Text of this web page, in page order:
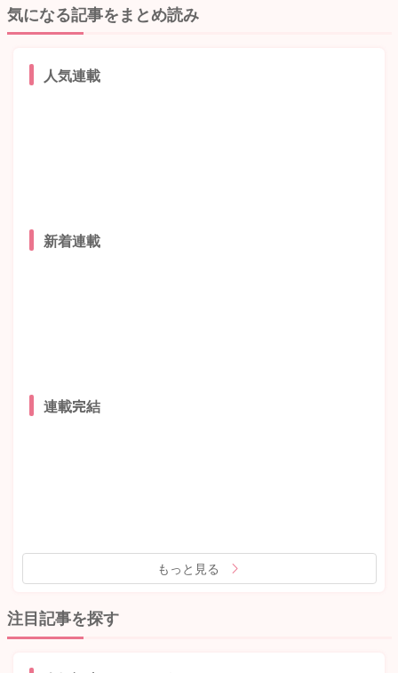
気になる記事をまとめ読み
人気連載
新着連載
連載完結
もっと見る
注目記事を探す